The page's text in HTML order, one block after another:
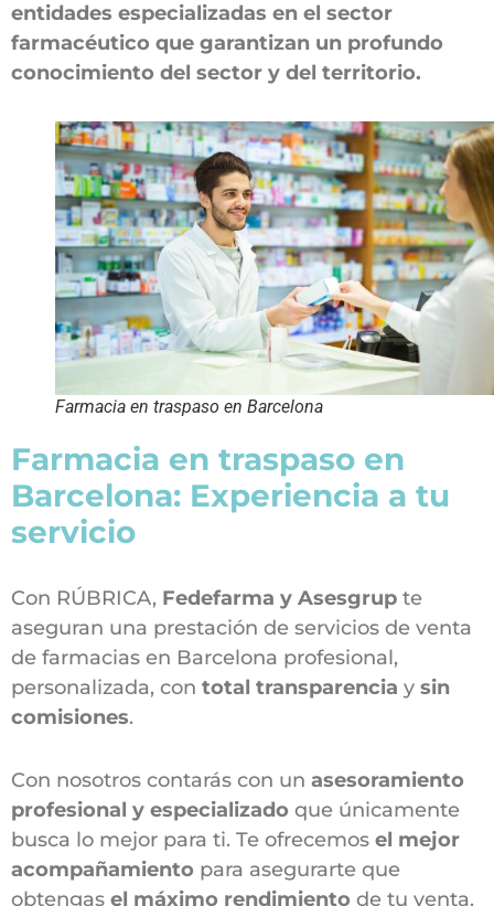
entidades especializadas en el sector
farmacéutico que garantizan un profundo
conocimiento del sector y del territorio.
Farmacia en traspaso en Barcelona
Farmacia en traspaso en
Barcelona: Experiencia a tu
servicio
Con RÚBRICA, Fedefarma y Asesgrup te
aseguran una prestación de servicios de venta
de farmacias en Barcelona profesional,
personalizada, con total transparencia y sin
comisiones.
Con nosotros contarás con un asesoramiento
profesional y especializado que únicamente
busca lo mejor para ti. Te ofrecemos el mejor
acompañamiento para asegurarte que
obtengas el máximo rendimiento de tu venta.